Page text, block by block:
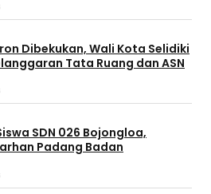
Dibekukan, Wali Kota Selidiki
Tata Ruang dan ASN
SDN 026 Bojongloa,
Padang Badan